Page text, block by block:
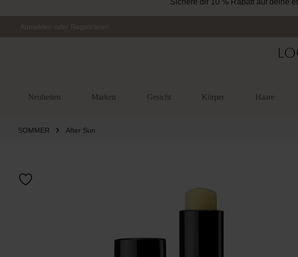
Anmelden oder Registrieren
Neuheiten Marken Gesicht Körper Haare
SOMMER After Sun